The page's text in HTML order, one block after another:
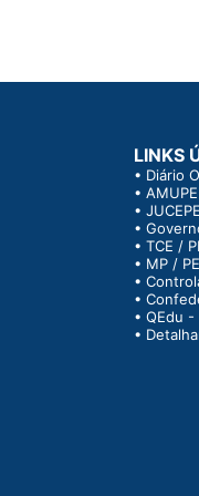
LINKS
• Diário
• AMUPE
• JUCEPE
•
• TCE /
• MP / PE
•
•
• QEdu -
•